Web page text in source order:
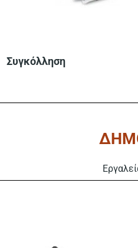
Συγκόλληση